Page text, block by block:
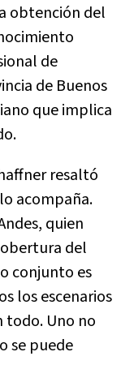
obtención del
de
de Buenos
que implica
resaltó
acompaña.
quien
del
conjunto es
los escenarios
todo. Uno no
se puede